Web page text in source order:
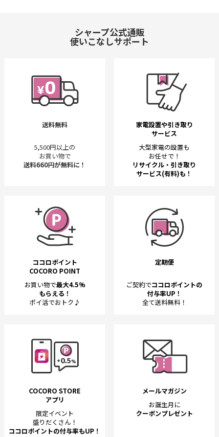
シャープ公式通販
使いこなしサポート
送料無料
5,500円以上の
お買い物で
送料660円が無料に！
家電設置や引き取り
サービス
大型家電の設置も
お任せで！
リサイクル・引き取り
サービス(有料)も！
ココロポイント
COCORO POINT
お買い物で最大4.5%
もらえる！
ポイ活でおトク♪
定期便
ご契約でココロポイントの
付与率UP！
全て送料無料！
COCORO STORE
アプリ
限定イベント
盛りだくさん！
ココロポイントの付与率もUP！
メールマガジン
お誕生月に
クーポンプレゼント